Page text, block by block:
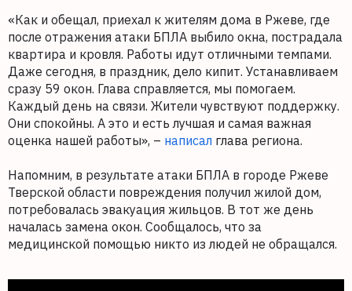
«Как и обещал, приехал к жителям дома в Ржеве, где
после отражения атаки БПЛА выбило окна, пострадала
квартира и кровля. Работы идут отличными темпами.
Даже сегодня, в праздник, дело кипит. Устанавливаем
сразу 59 окон. Глава справляется, мы помогаем.
Каждый день на связи. Жители чувствуют поддержку.
Они спокойны. А это и есть лучшая и самая важная
оценка нашей работы», – написал глава региона.
Напомним, в результате атаки БПЛА в городе Ржеве
Тверской области повреждения получил жилой дом,
потребовалась эвакуация жильцов. В тот же день
началась замена окон. Сообщалось, что за
медицинской помощью никто из людей не обращался.